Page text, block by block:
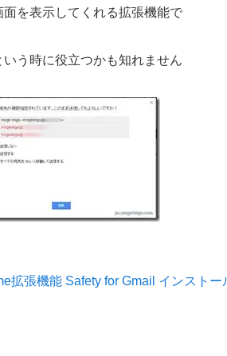
面を表示してくれる拡張機能で
いう時に役立つかも知れません
拡張機能 Safety for Gmail インストー